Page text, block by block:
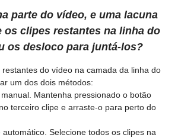
parte do vídeo, e uma lacuna
os clipes restantes na linha do
os desloco para juntá-los?
do vídeo na camada da linha do
um dos dois métodos:
Mantenha pressionado o botão
terceiro clipe e arraste-o para perto do
Selecione todos os clipes na